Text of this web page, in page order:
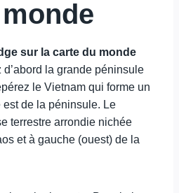
sur la carte du monde
la grande péninsule
le Vietnam qui forme un
de la péninsule. Le
terrestre arrondie nichée
et à gauche (ouest) de la